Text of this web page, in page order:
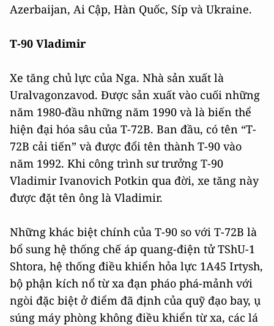
Azerbaijan, Ai Cập, Hàn Quốc, Síp và Ukraine.
Т-90 Vladimir
Xe tăng chủ lực của Nga. Nhà sản xuất là
Uralvagonzavod. Được sản xuất vào cuối những
năm 1980-đầu những năm 1990 và là biến thể
hiện đại hóa sâu của T-72B. Ban đầu, có tên “T-
72B cải tiến” và được đổi tên thành T-90 vào
năm 1992. Khi công trình sư trưởng T-90
Vladimir Ivanovich Potkin qua đời, xe tăng này
được đặt tên ông là Vladimir.
Những khác biệt chính của Т-90 so với T-72B là
bổ sung hệ thống chế áp quang-điện tử TShU-1
Shtora, hệ thống điều khiển hỏa lực 1А45 Irtysh,
bộ phận kích nổ từ xa đạn pháo phá-mảnh với
ngòi đặc biệt ở điểm đã định của quỹ đạo bay, ụ
súng máy phòng không điều khiển từ xa, các lá